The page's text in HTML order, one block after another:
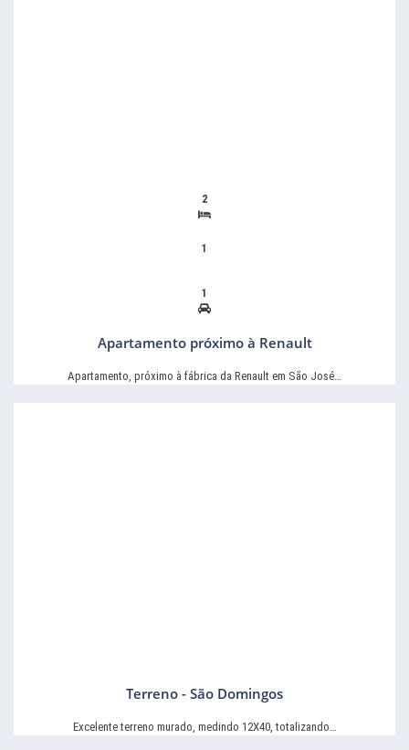
2
1
1
Apartamento próximo à Renault
Apartamento, próximo à fábrica da Renault em São José…
Terreno - São Domingos
Excelente terreno murado, medindo 12X40, totalizando…